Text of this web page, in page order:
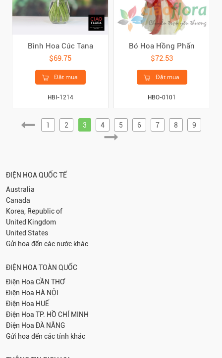
Bình Hoa Cúc Tana
$69.75
Đặt mua
HBI-1214
Bó Hoa Hồng Phấn
$72.53
Đặt mua
HBO-0101
1 2 3 4 5 6 7 8 9
ĐIỆN HOA QUỐC TẾ
Australia
Canada
Korea, Republic of
United Kingdom
United States
Gửi hoa đến các nước khác
ĐIỆN HOA TOÀN QUỐC
Điện Hoa CẦN THƠ
Điện Hoa HÀ NỘI
Điện Hoa HUẾ
Điện Hoa TP. HỒ CHÍ MINH
Điện Hoa ĐÀ NẴNG
Gửi hoa đến các tỉnh khác